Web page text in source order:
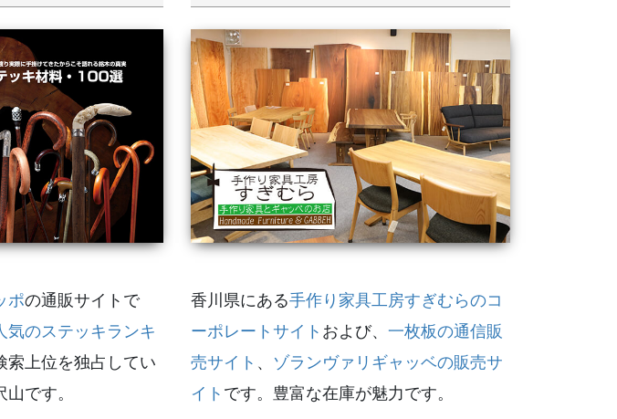
ポの通販サイトで
気のステッキランキ
索上位を独占してい
です。
香川県にある手作り家具工房すぎむらのコ
ーポレートサイト および、 一枚板の通信販
売サイト 、 ゾランヴァリギャッベの販売サ
イト です。豊富な在庫が魅力です。